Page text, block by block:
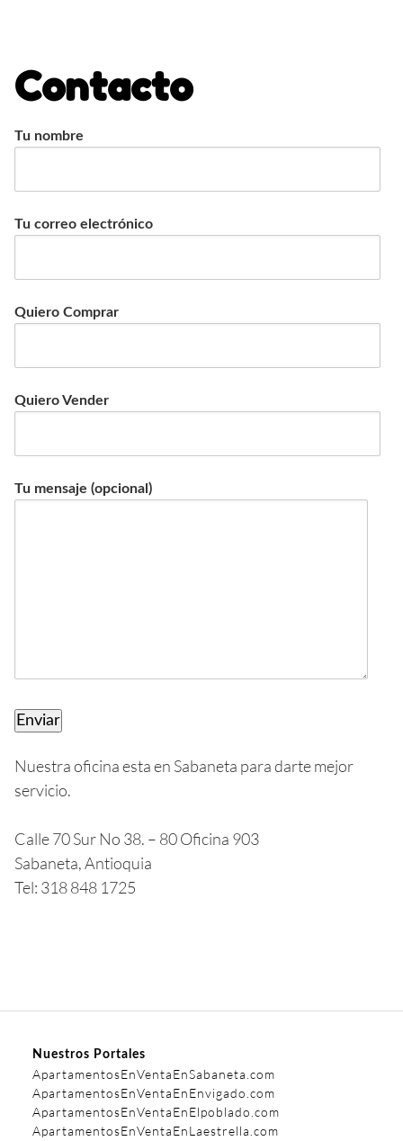
Contacto
Tu nombre
Tu correo electrónico
Quiero Comprar
Quiero Vender
Tu mensaje (opcional)
Nuestra oficina esta en Sabaneta para darte mejor
servicio.
Calle 70 Sur No 38. – 80 Oficina 903
Sabaneta, Antioquia
Tel: 318 848 1725
Nuestros Portales
ApartamentosEnVentaEnSabaneta.com
ApartamentosEnVentaEnEnvigado.com
ApartamentosEnVentaEnElpoblado.com
ApartamentosEnVentaEnLaestrella.com